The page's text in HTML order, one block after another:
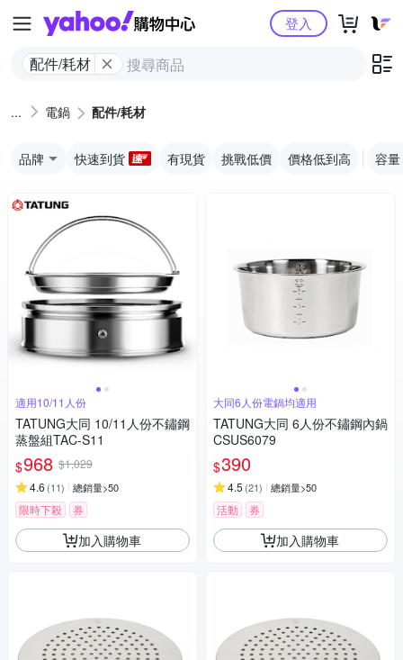
Yahoo購物中心
配件/耗材
登入
電鍋 配件/耗材
品牌 快速到貨 有現貨 挑戰低價 價格低到高 容量
適用10/11人份
TATUNG大同 10/11人份不鏽鋼
蒸盤組TAC-S11
$968 $1,029
4.6 (11) 總銷量>50
限時下殺 券
加入購物車
大同6人份電鍋均適用
TATUNG大同 6人份不鏽鋼內鍋
CSUS6079
$390
4.5 (21) 總銷量>50
活動 券
加入購物車